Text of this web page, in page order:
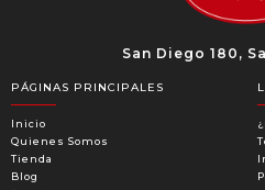
San Diego 180,
PÁGINAS PRINCIPALES
Inicio
Quienes Somos
Tienda
Blog